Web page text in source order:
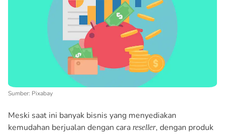
Sumber: Pixabay
Meski saat ini banyak bisnis yang menyediakan
kemudahan berjualan dengan cara reseller, dengan produk